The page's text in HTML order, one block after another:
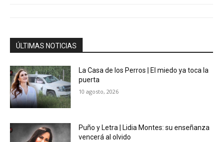
ÚLTIMAS NOTICIAS
La Casa de los Perros | El miedo ya toca la
puerta
10 agosto, 2026
Puño y Letra | Lidia Montes: su enseñanza
vencerá al olvido